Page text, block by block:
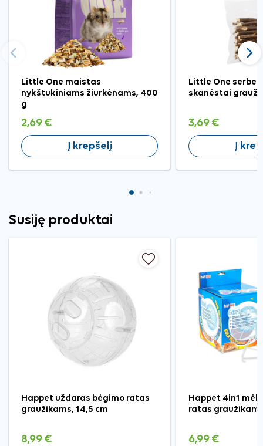
Little One maistas
nykštukiniams žiurkėnams, 400
g
2,69 €
Į krepšelį
Little One
skanėstai
3,69 €
Į
Ankstesnis
Susiję produktai
Happet uždaras bėgimo ratas
graužikams, 14,5 cm
8,99 €
Happet 4in1
ratas
6,99 €